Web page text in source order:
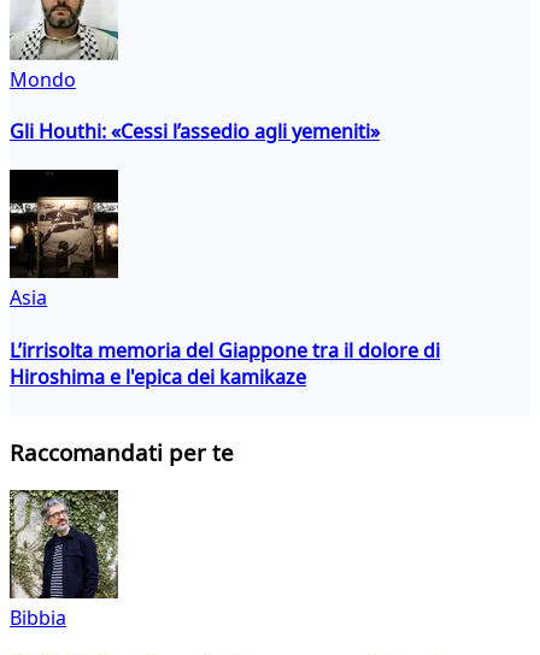
Mondo
Gli Houthi: «Cessi l’assedio agli yemeniti»
Asia
L’irrisolta memoria del Giappone tra il dolore di
Hiroshima e l'epica dei kamikaze
Raccomandati per te
Bibbia